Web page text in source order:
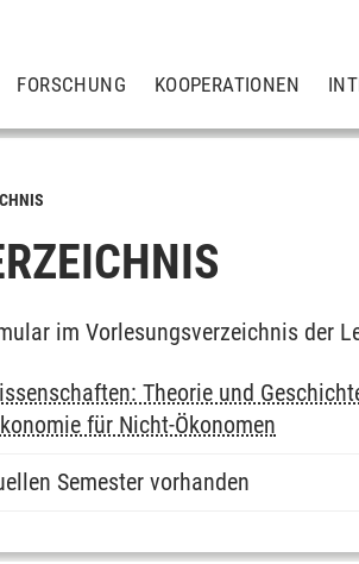
FORSCHUNG KOOPERATIONEN
im Vorlesungsverzeichnis der
Theorie und
für Nicht-Ökonomen
Semester vorhanden